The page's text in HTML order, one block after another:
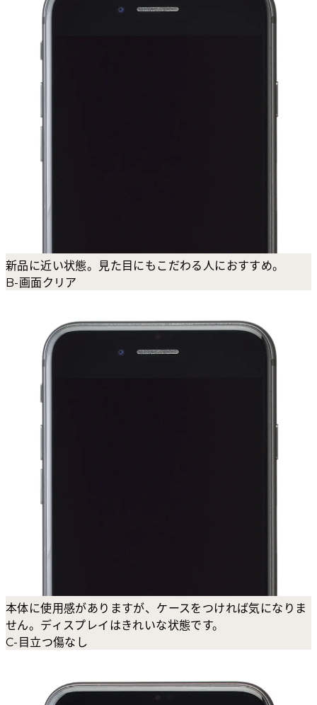
新品に近い状態。見た目にもこだわる人におすすめ。
B-画面クリア
本体に使用感がありますが、ケースをつければ気になりま
せん。ディスプレイはきれいな状態です。
C-目立つ傷なし